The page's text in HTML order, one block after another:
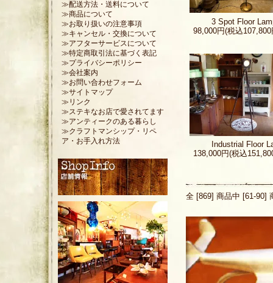
3 Spot Floor
98,000円(税込107,800
Industrial Floor
138,000円(税込
全 [869] 商品中 [61-90]
≫配送方法・送料について
≫商品について
≫お取り扱いの注意事項
≫キャンセル・交換について
≫アフターサービスについて
≫特定商取引法に基づく表記
≫プライバシーポリシー
≫会社案内
≫お問い合わせフォーム
≫サイトマップ
≫リンク
≫ステキなお店で愛されてます
≫アンティークのある暮らし
≫クラフトマンシップ・リペ
ア・お手入れ方法